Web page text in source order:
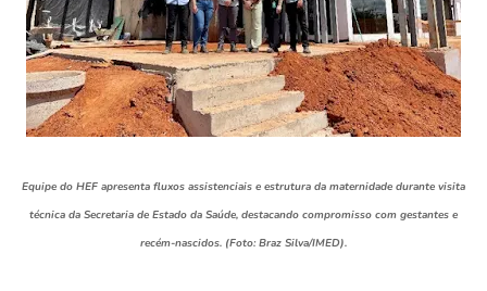
Equipe do HEF apresenta fluxos assistenciais e estrutura da maternidade durante visita
técnica da Secretaria de Estado da Saúde, destacando compromisso com gestantes e
recém-nascidos. (Foto: Braz Silva/IMED).